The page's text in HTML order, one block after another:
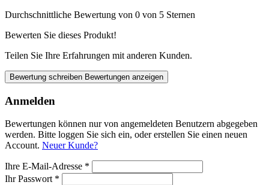
Durchschnittliche Bewertung von 0 von 5 Sternen
Bewerten Sie dieses Produkt!
Teilen Sie Ihre Erfahrungen mit anderen Kunden.
Bewertung schreiben Bewertungen anzeigen
Anmelden
Bewertungen können nur von angemeldeten Benutzern abgegeben
werden. Bitte loggen Sie sich ein, oder erstellen Sie einen neuen
Account. Neuer Kunde?
Ihre E-Mail-Adresse *
Ihr Passwort *